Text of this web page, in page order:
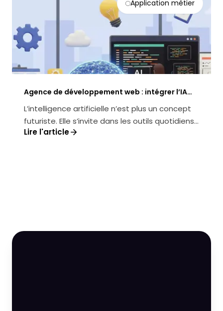
Application métier
Agence de développement web : intégrer l’IA
dans vos applications métier
L’intelligence artificielle n’est plus un concept
futuriste. Elle s’invite dans les outils quotidiens,
transforme les pr...
Lire l'article